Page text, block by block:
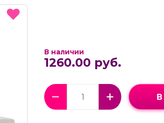
В наличии
1260.00 руб.